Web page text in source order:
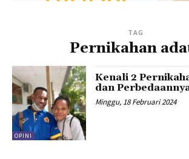
TAG
Pernikahan
OPINI
Kenali 2
dan
Minggu, 18 Februari 2024